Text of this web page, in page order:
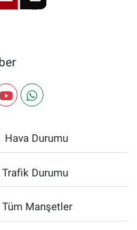
Hava Durumu
Trafik Durumu
Tüm Manşetler